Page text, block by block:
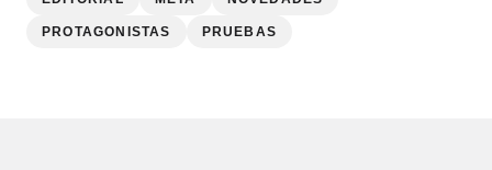
PROTAGONISTAS PRUEBAS